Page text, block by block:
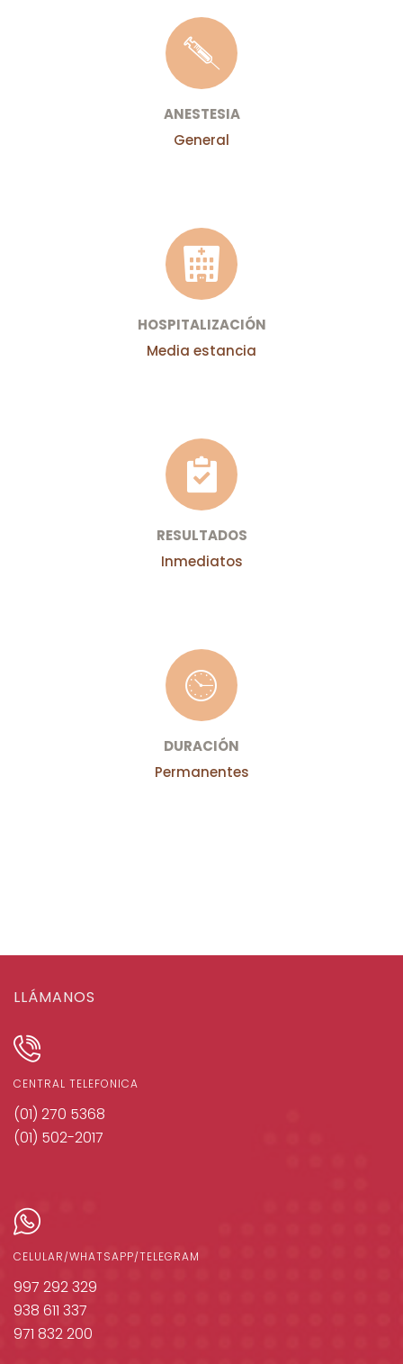
ANESTESIA
General
HOSPITALIZACIÓN
Media estancia
RESULTADOS
Inmediatos
DURACIÓN
Permanentes
LLÁMANOS
CENTRAL TELÉFONICA
(01) 270 5368
(01) 502-2017
CELULAR/WHATSAPP/TELEGRAM
997 292 329
938 611 337
971 832 200